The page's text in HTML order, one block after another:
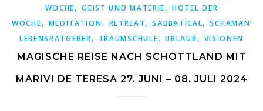
WOCHE,GEIST UND MATERIE,HOTEL DER
WOCHE, MEDITATION, RETREAT,SABBATICAL,
LEBENSRATGEBER, TRAUMSCHULE,URLAUB , VISIONEN
MAGISCHE REISE NACH SCHOTTLAND MIT
MARIVI DE TERESA 27. JUNI – 08. JULI 2024